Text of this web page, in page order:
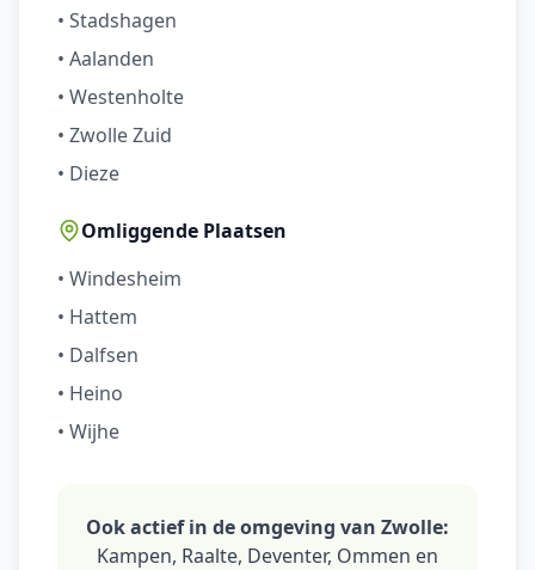
• Stadshagen
• Aalanden
• Westenholte
• Zwolle Zuid
• Dieze
Omliggende Plaatsen
• Windesheim
• Hattem
• Dalfsen
• Heino
• Wijhe
Ook actief in de omgeving van Zwolle:
Kampen, Raalte, Deventer, Ommen en